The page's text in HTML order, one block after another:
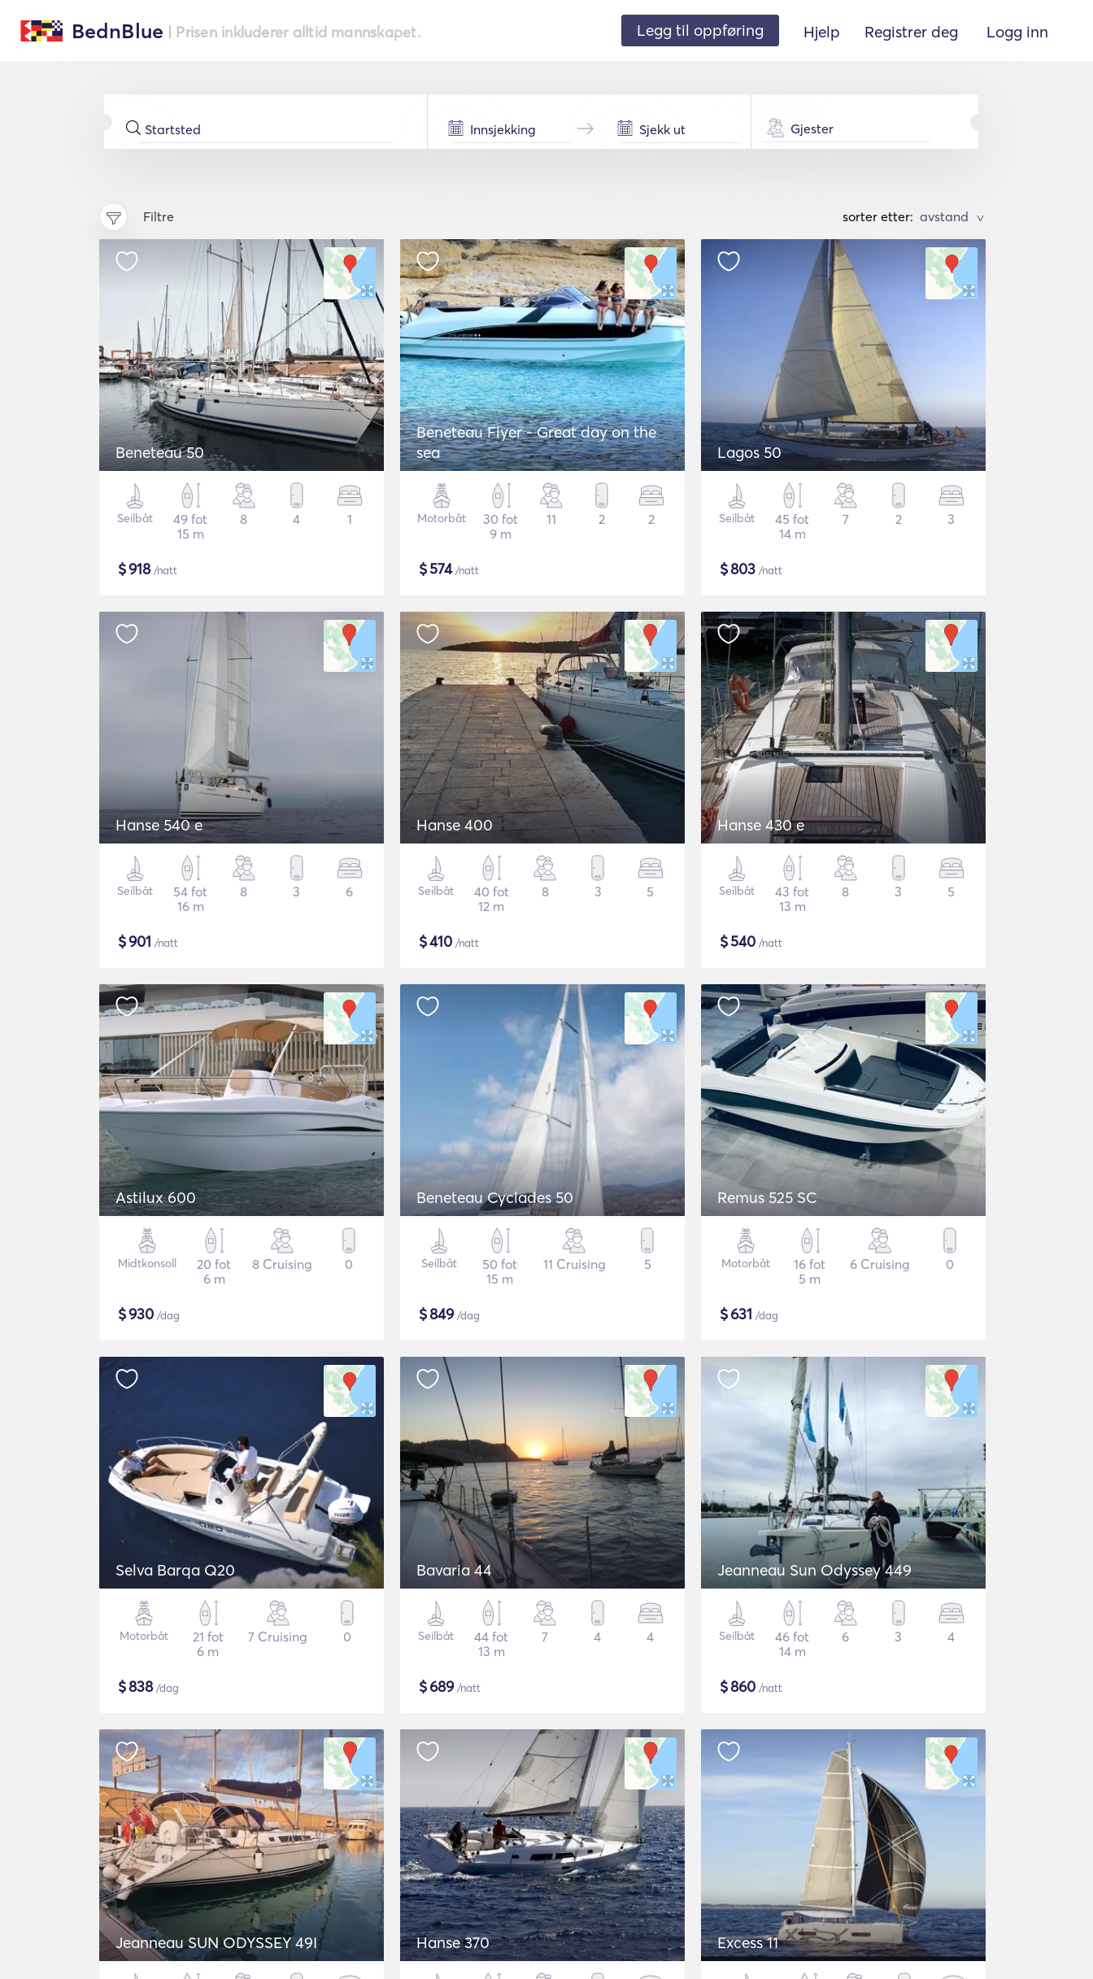
BednBlue | Prisen inkluderer alltid mannskapet. Legg til oppføring Hjelp Registrer deg Logg inn
Gjester
Filtre sorter etter: >
Beneteau 50
Seilbåt
49 fot
15 m
8 4 1
$918/natt
Beneteau Flyer - Great day on the
sea
Motorbåt
30 fot
9 m
11 2 2
$574/natt
Lagos 50
Seilbåt
45 fot
14 m
7 2 3
$803 /natt
Hanse 540 e
Seilbåt
54 fot
16 m
8 3 6
$901 /natt
Hanse 400
Seilbåt
40 fot
12 m
8 3 5
$410 /natt
Hanse 430 e
Seilbåt
43 fot
13 m
8 3 5
$540 /natt
Astilux 600
Midtkonsoll
20 fot
6 m
8 Cruising 0
$930 /dag
Beneteau Cyclades 50
Seilbåt
50 fot
15 m
11 Cruising 5
$849/dag
Remus 525 SC
Motorbåt
16 fot
5 m
6 Cruising 0
$631 /dag
Selva Barqa Q20
Motorbåt
21 fot
6 m
7 Cruising 0
$838/dag
Bavaria 44
Seilbåt
44 fot
13 m
7 4 4
$689/natt
Jeanneau Sun Odyssey 449
Seilbåt
46 fot
14 m
6 3 4
$860 /natt
Jeanneau SUN ODYSSEY 49I Hanse 370 Excess 11